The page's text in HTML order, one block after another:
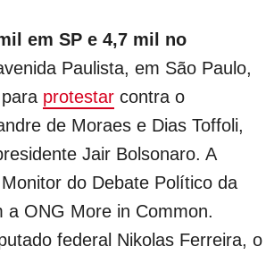
em SP e 4,7 mil no
Paulista, em São Paulo,
protestar contra o
de Moraes e Dias Toffoli,
Jair Bolsonaro. A
do Debate Político da
a ONG More in Common.
federal Nikolas Ferreira, o